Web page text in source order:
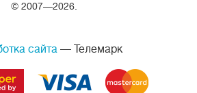
© 2007—2026.
сайта— Телемарк